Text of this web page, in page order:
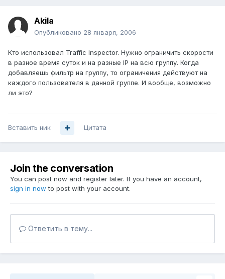
Akila
Опубликовано 28 января, 2006
Кто использовал Traffic Inspector. Нужно ограничить скорости
в разное время суток и на разные IP на всю группу. Когда
добавляешь фильтр на группу, то ограничения действуют на
каждого пользователя в данной группе. И вообще, возможно
ли это?
Вставить ник Цитата
Join the conversation
You can post now and register later. If you have an account,
sign in now to post with your account.
Ответить в тему...